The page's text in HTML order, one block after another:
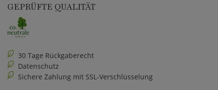
GEPRÜFTE QUALITÄT
30 Tage Rückgaberecht
Datenschutz
Sichere Zahlung mit SSL-Verschlüsselung